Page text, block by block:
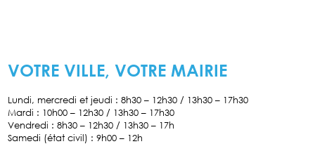
VOTRE VILLE, VOTRE MAIRIE
Lundi, mercredi et jeudi : 8h30 – 12h30 / 13h30 – 17h30
Mardi : 10h00 – 12h30 / 13h30 – 17h30
Vendredi : 8h30 – 12h30 / 13h30 – 17h
Samedi (état civil) : 9h00 – 12h